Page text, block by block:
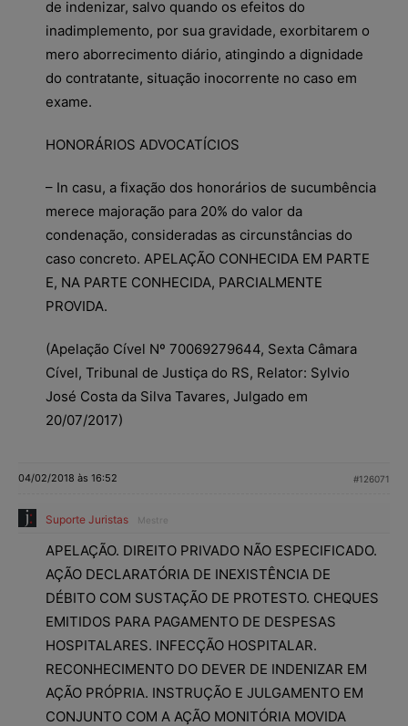
de indenizar, salvo quando os efeitos do
inadimplemento, por sua gravidade, exorbitarem o
mero aborrecimento diário, atingindo a dignidade
do contratante, situação inocorrente no caso em
exame.
HONORÁRIOS ADVOCATÍCIOS
– In casu, a fixação dos honorários de sucumbência
merece majoração para 20% do valor da
condenação, consideradas as circunstâncias do
caso concreto. APELAÇÃO CONHECIDA EM PARTE
E, NA PARTE CONHECIDA, PARCIALMENTE
PROVIDA.
(Apelação Cível Nº 70069279644, Sexta Câmara
Cível, Tribunal de Justiça do RS, Relator: Sylvio
José Costa da Silva Tavares, Julgado em
20/07/2017)
04/02/2018 às 16:52 #126071
Suporte Juristas Mestre
APELAÇÃO. DIREITO PRIVADO NÃO ESPECIFICADO.
AÇÃO DECLARATÓRIA DE INEXISTÊNCIA DE
DÉBITO COM SUSTAÇÃO DE PROTESTO. CHEQUES
EMITIDOS PARA PAGAMENTO DE DESPESAS
HOSPITALARES. INFECÇÃO HOSPITALAR.
RECONHECIMENTO DO DEVER DE INDENIZAR EM
AÇÃO PRÓPRIA. INSTRUÇÃO E JULGAMENTO EM
CONJUNTO COM A AÇÃO MONITÓRIA MOVIDA